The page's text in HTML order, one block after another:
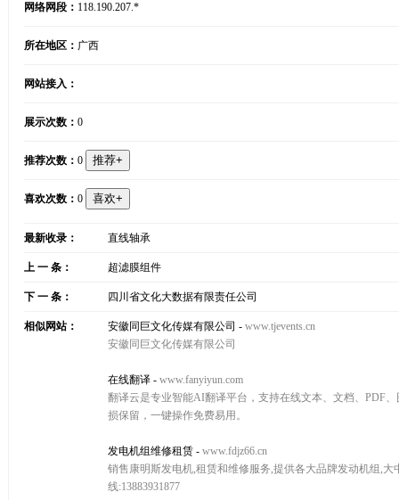
网络网段： 118.190.207.*
所在地区： 广西
网站接入：
展示次数： 0
推荐次数： 0
喜欢次数： 0
最新收录： 直线轴承
上 一 条： 超滤膜组件
下 一 条： 四川省文化大数据有限责任公司
相似网站： 安徽同巨文化传媒有限公司 - www.tjevents.cn
安徽同巨文化传媒有限公司
在线翻译 - www.fanyiyun.com
翻译云是专业智能AI翻译平台，支持在线文本、文档、PDF
损保留，一键操作免费易用。
发电机组维修租赁 - www.fdjz66.cn
销售康明斯发电机,租赁和维修服务,提供各大品牌发动机组,
线:13883931877